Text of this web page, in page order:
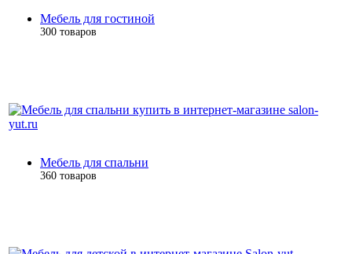
Мебель для гостиной
300 товаров
Мебель для спальни
360 товаров